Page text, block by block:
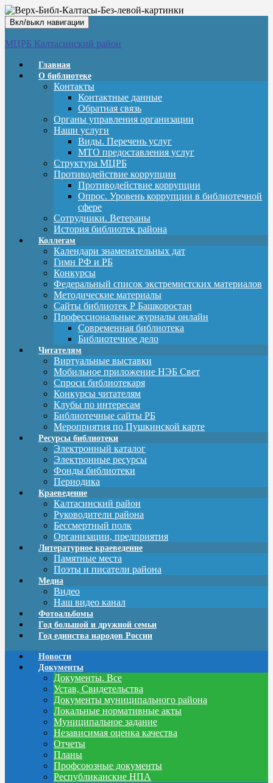
Вкл/выкл навигации
МЦРБ Калтасинский район
Главная
О библиотеке
Контакты
Контактные данные
Обратная связь
Органы управления организации
Наши услуги
Виды. Перечень услуг
МТО предоставления услуг
Структура МЦРБ
Противодействие коррупции
Противодействие коррупции
Опрос. Уровень коррупции в библиотечной
сфере
Сотрудники. Ветераны
История библиотек района
Коллегам
Календари знаменательных дат
Гимн РФ и РБ
Конкурсы
Федеральный список экстремистских материалов
Методические материалы
Сайты библиотек Р Башкоростан
Профессиональные журналы онлайн
Современная библиотека
Библиотечное дело
Читателям
Виртуальные выставки
Мобильное приложение НЭБ Свет
Спроси библиотекаря
Конкурсы читателям
Клубы по интересам
Библиотечные сайты РБ
Мероприятия по Пушкинской карте
Ресурсы библиотеки
Электронный каталог
Электронные ресурсы
Фонды библиотеки
Периодика
Краеведение
Калтасинский район
Руководители района
Бессмертный полк
Организации, предприятия
Литературное краеведение
Памятные места
Поэты и писатели района
Медиа
Видео
Наш видео канал
Фотоальбомы
Год большой и дружной семьи
Год единства народов России
Новости
Документы
Документы. Все
Устав, Свидетельства
Документы муниципального района
Локальные нормативные акты
Муниципальное задание
Независимая оценка качества
Отчеты
Планы
Профсоюзные документы
Республиканские НПА